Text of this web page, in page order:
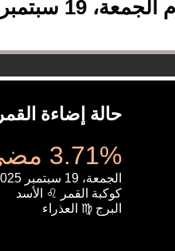
حالة إضاءة القمر
3.71% مضيء
الجمعة، 19 سبتمبر 2025
كوكبة القمر ♌ الأسد
البرج ♍ العذراء